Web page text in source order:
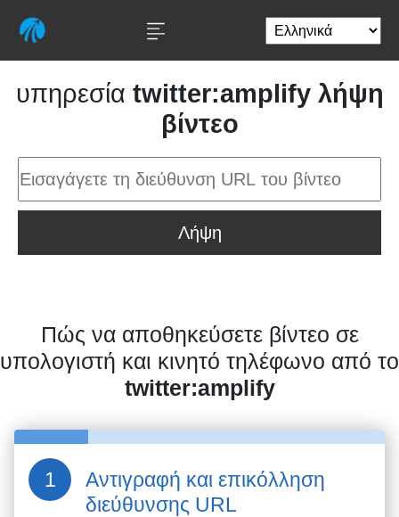
υπηρεσία twitter:amplify λήψη
βίντεο
Λήψη
Πώς να αποθηκεύσετε βίντεο σε
υπολογιστή και κινητό τηλέφωνο από το
twitter:amplify
Αντιγραφή και επικόλληση
διεύθυνσης URL